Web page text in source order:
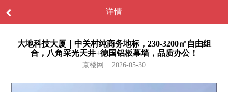
详情
大地科技大厦｜中关村纯商务地标，230-3200㎡自由组
合，八角采光天井+德国铝板幕墙，品质办公！
京楼网 2026-05-30